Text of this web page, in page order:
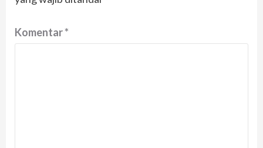
Komentar*